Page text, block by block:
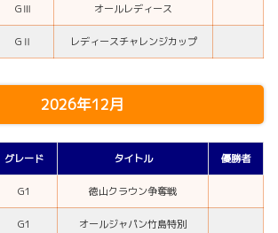
GⅢ オールレディース
GⅡ レディースチャレンジカップ
2026年12月
グレード タイトル 優勝者
G1 徳山クラウン争奪戦
G1 オールジャパン竹島特別